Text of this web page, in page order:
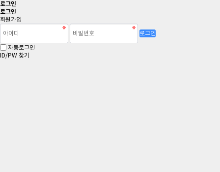
로그인
로그인
회원가입
로그인
자동로그인
ID/PW 찾기